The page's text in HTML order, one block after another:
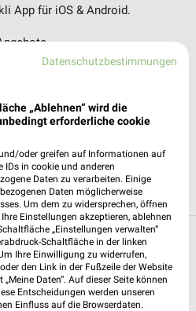
App für iOS & Android.
bei neuen Prospekten
stressfrei planen
UND SPAREN!
mit
Regensburg
Datenschutzbestimmungen
„Ablehnen“ wird die
erforderliche cookie
oder greifen auf Informationen auf
IDs in cookie und anderen
Daten zu verarbeiten. Einige
Daten möglicherweise
Um dem zu widersprechen, öffnen
Einstellungen akzeptieren, ablehnen
„Einstellungen verwalten“
Schaltfläche in der linken
Ihre Einwilligung zu widerrufen,
den Link in der Fußzeile der Website
Daten“. Auf dieser Seite können
Entscheidungen werden unseren
Einfluss auf die Browserdaten.